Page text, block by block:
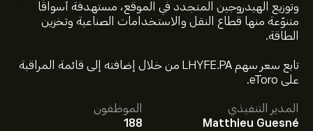
وتوزيع الهيدروجين المتجدد في الموقع، مستهدفة أسواقًا
متنوّعة منها قطاع النقل والاستخدامات الصناعية وتخزين
الطاقة.
تابع سعر سهم LHYFE.PA من خلال إضافته إلى قائمة المراقبة
على eToro.
المدير التنفيذي
Matthieu Guesné
الموظفون
188
سعر LHYFE.PA الآن هو 2.000‎€‎.
متوسط السعر المستهدف لسهم Lhyfe SA هو 2.000‎€‎.
اشترك
في eToro لمعرفة التفاصيل حول توقعات المحللين